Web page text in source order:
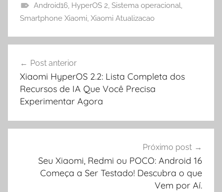
Android16, HyperOS 2, Sistema operacional,
Smartphone Xiaomi, Xiaomi Atualizacao
de
Post
Post anterior
Xiaomi HyperOS 2.2: Lista Completa dos
Recursos de IA Que Você Precisa
Experimentar Agora
Próximo post
Seu Xiaomi, Redmi ou POCO: Android 16
Começa a Ser Testado! Descubra o que
Vem por Aí.